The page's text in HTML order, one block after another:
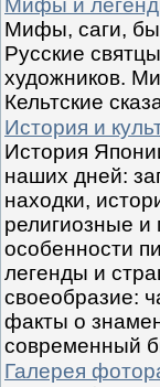
Мифы и
Мифы, саги,
Русские
художников.
Кельтские
История и
История
наших дней:
находки,
религиозные и
особенности
легенды и
своеобразие:
факты о
современный
Галерея